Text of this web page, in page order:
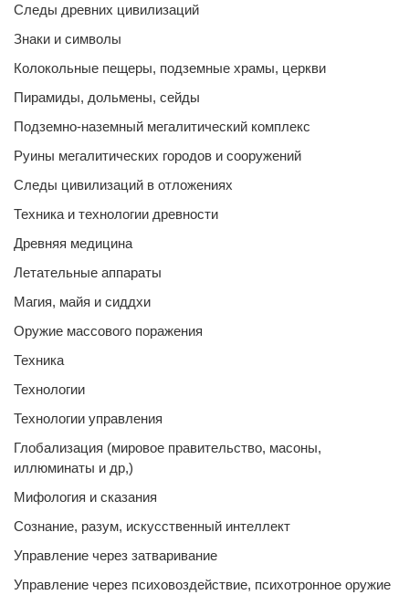
Следы древних цивилизаций
Знаки и символы
Колокольные пещеры, подземные храмы, церкви
Пирамиды, дольмены, сейды
Подземно-наземный мегалитический комплекс
Руины мегалитических городов и сооружений
Следы цивилизаций в отложениях
Техника и технологии древности
Древняя медицина
Летательные аппараты
Магия, майя и сиддхи
Оружие массового поражения
Техника
Технологии
Технологии управления
Глобализация (мировое правительство, масоны,
иллюминаты и др,)
Мифология и сказания
Сознание, разум, искусственный интеллект
Управление через затваривание
Управление через психовоздействие, психотронное оружие